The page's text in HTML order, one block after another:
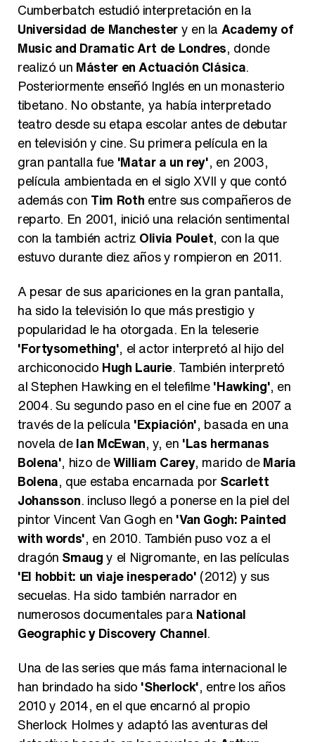
Así se tomó Felipe VI que la Infanta Sofía no quisiera recibir formación militar
Cumberbatch estudió interpretación en la
Universidad de Manchestery en la Academy of
Music and Dramatic Art de Londres, donde
realizó un Máster en Actuación Clásica.
Posteriormente enseñó Inglés en un monasterio
tibetano. No obstante, ya había interpretado
teatro desde su etapa escolar antes de debutar
en televisión y cine. Su primera película en la
gran pantalla fue 'Matar a un rey', en 2003,
película ambientada en el siglo XVII y que contó
además con Tim Roth entre sus compañeros de
reparto. En 2001, inició una relación sentimental
con la también actriz Olivia Poulet, con la que
estuvo durante diez años y rompieron en 2011.
A pesar de sus apariciones en la gran pantalla,
ha sido la televisión lo que más prestigio y
popularidad le ha otorgada. En la teleserie
'Fortysomething', el actor interpretó al hijo del
archiconocido Hugh Laurie. También interpretó
al Stephen Hawking en el telefilme'Hawking', en
2004. Su segundo paso en el cine fue en 2007 a
través de la película 'Expiación', basada en una
novela deIan McEwan, y, en 'Las hermanas
Bolena', hizo deWilliam Carey, marido deMaría
Bolena, que estaba encarnada por Scarlett
Johansson. incluso llegó a ponerse en la piel del
pintor Vincent Van Gogh en 'Van Gogh: Painted
with words', en 2010. También puso voz a el
dragón Smaugy el Nigromante, en las películas
'El hobbit: un viaje inesperado' (2012) y sus
secuelas. Ha sido también narrador en
numerosos documentales para National
Geographic y Discovery Channel.
Una de las series que más fama internacional le
han brindado ha sido 'Sherlock', entre los años
2010 y 2014, en el que encarnó al propio
Sherlock Holmes y adaptó las aventuras del